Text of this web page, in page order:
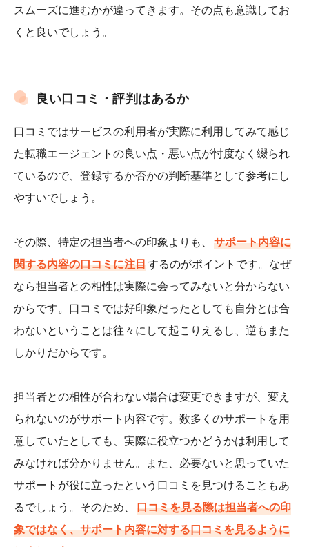
スムーズに進むかが違ってきます。その点も意識してお
くと良いでしょう。
良い口コミ・評判はあるか
口コミではサービスの利用者が実際に利用してみて感じ
た転職エージェントの良い点・悪い点が忖度なく綴られ
ているので、登録するか否かの判断基準として参考にし
やすいでしょう。
その際、特定の担当者への印象よりも、 サポート内容に
関する内容の口コミに注目するのがポイントです。なぜ
なら担当者との相性は実際に会ってみないと分からない
からです。口コミでは好印象だったとしても自分とは合
わないということは往々にして起こりえるし、逆もまた
しかりだからです。
担当者との相性が合わない場合は変更できますが、変え
られないのがサポート内容です。数多くのサポートを用
意していたとしても、実際に役立つかどうかは利用して
みなければ分かりません。また、必要ないと思っていた
サポートが役に立ったという口コミを見つけることもあ
るでしょう。そのため、 口コミを見る際は担当者への印
象ではなく、サポート内容に対する口コミを見るように